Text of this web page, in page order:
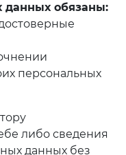
данных обязаны:
персональных
либо сведения
данных без